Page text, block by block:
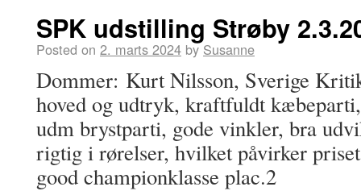
SPK udstilling Strøby
Posted on 2. marts 2024 by Susanne
Dommer: Kurt Nilsson, Sverige
hoved og udtryk, kraftfuldt
udm brystparti, gode vinkler, bra
rigtig i rørelser, hvilket påvirker
good championklasse plac.2